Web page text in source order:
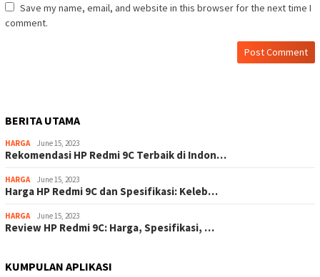
Save my name, email, and website in this browser for the next time I
comment.
BERITA UTAMA
HARGA June 15, 2023
Rekomendasi HP Redmi 9C Terbaik di Indon…
HARGA June 15, 2023
Harga HP Redmi 9C dan Spesifikasi: Keleb…
HARGA June 15, 2023
Review HP Redmi 9C: Harga, Spesifikasi, …
KUMPULAN APLIKASI